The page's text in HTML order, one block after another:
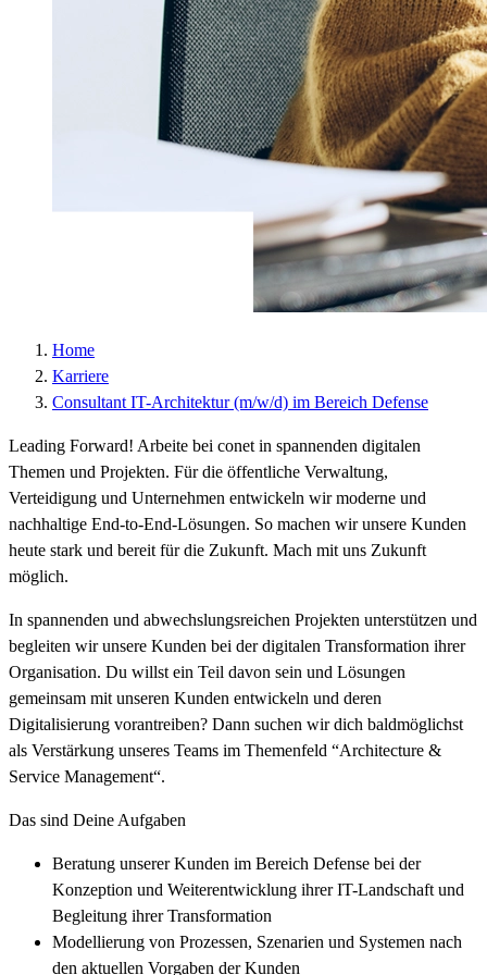
Google; Gordon House, Barrow Street, Dublin
4, Ireland
https://business.safety.google/privacy/?hl=de
www.googletagmanager.com
2 Jahre
https://policies.google.com/privacy?hl=de
.google.com
Home
Karriere
Consultant IT-Architektur (m/w/d) im Bereich Defense
Leading Forward! Arbeite bei conet in spannenden digitalen
Themen und Projekten. Für die öffentliche Verwaltung,
Verteidigung und Unternehmen entwickeln wir moderne und
nachhaltige End-to-End-Lösungen. So machen wir unsere Kunden
heute stark und bereit für die Zukunft. Mach mit uns Zukunft
möglich.
In spannenden und abwechslungsreichen Projekten unterstützen und
begleiten wir unsere Kunden bei der digitalen Transformation ihrer
Organisation. Du willst ein Teil davon sein und Lösungen
gemeinsam mit unseren Kunden entwickeln und deren
Digitalisierung vorantreiben? Dann suchen wir dich baldmöglichst
als Verstärkung unseres Teams im Themenfeld “Architecture &
Service Management“.
Das sind Deine Aufgaben
Beratung unserer Kunden im Bereich Defense bei der
Konzeption und Weiterentwicklung ihrer IT-Landschaft und
Begleitung ihrer Transformation
Modellierung von Prozessen, Szenarien und Systemen nach
den aktuellen Vorgaben der Kunden